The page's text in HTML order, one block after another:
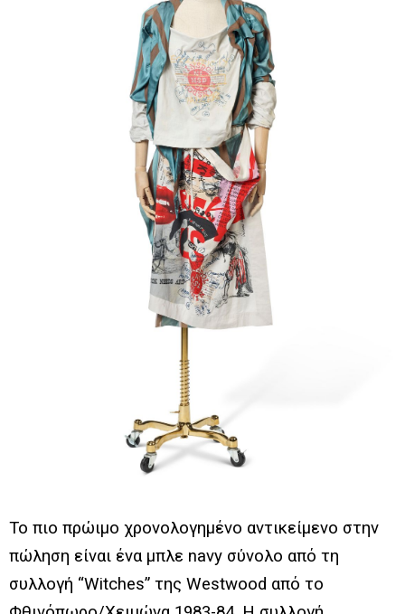
Το πιο πρώιμο χρονολογημένο αντικείμενο στην
πώληση είναι ένα μπλε navy σύνολο από τη
συλλογή “Witches” της Westwood από το